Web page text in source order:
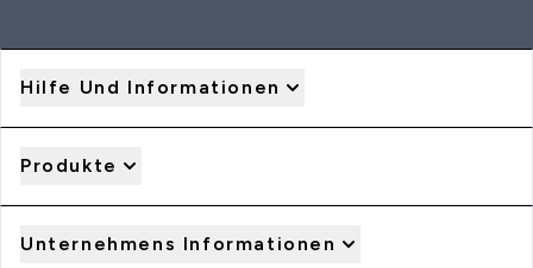
Hilfe Und Informationen
Produkte
Unternehmens Informationen